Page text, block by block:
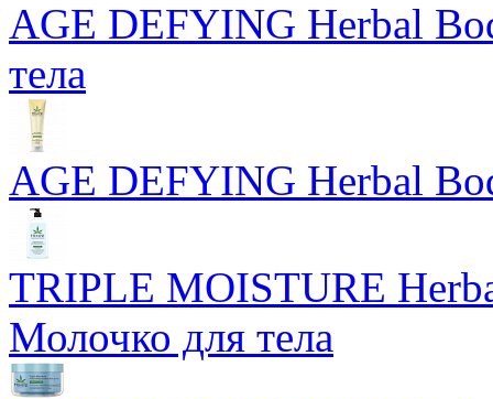
AGE DEFYING Herbal
тела
AGE DEFYING Herbal
TRIPLE MOISTURE
Молочко для тела